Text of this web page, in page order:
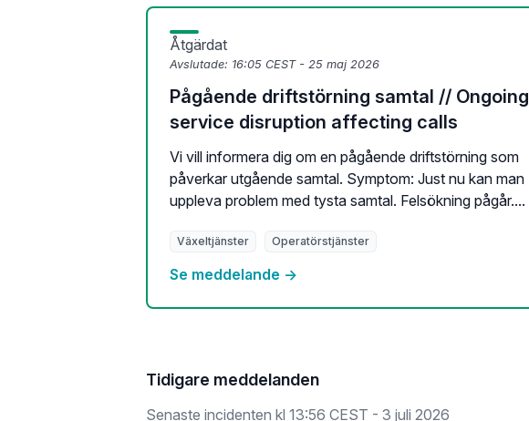
Åtgärdat
Avslutade: 16:05 CEST - 25 maj 2026
Pågående driftstörning samtal // Ongoing
service disruption affecting calls
Vi vill informera dig om en pågående driftstörning som
påverkar utgående samtal. Symptom: Just nu kan man
uppleva problem med tysta samtal. Felsökning pågår....
Växeltjänster Operatörstjänster
Se meddelande →
Tidigare meddelanden
Senaste incidenten kl 13:56 CEST - 3 juli 2026